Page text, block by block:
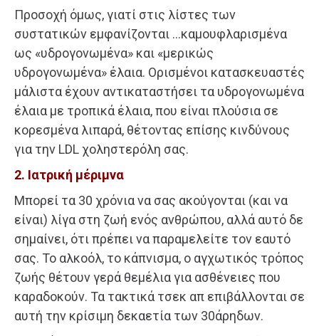
Προσοχή όμως, γιατί στις λίστες των
συστατικών εμφανίζονται …καμουφλαρισμένα
ως «υδρογονωμένα» και «μερικώς
υδρογονωμένα» έλαια. Ορισμένοι κατασκευαστές
μάλιστα έχουν αντικαταστήσει τα υδρογονωμένα
έλαια με τροπικά έλαια, που είναι πλούσια σε
κορεσμένα λιπαρά, θέτοντας επίσης κινδύνους
για την LDL χοληστερόλη σας.
2. Ιατρική μέριμνα
Μπορεί τα 30 χρόνια να σας ακούγονται (και να
είναι) λίγα στη ζωή ενός ανθρώπου, αλλά αυτό δε
σημαίνει, ότι πρέπει να παραμελείτε τον εαυτό
σας. Το αλκοόλ, το κάπνισμα, ο αγχωτικός τρόπος
ζωής θέτουν γερά θεμέλια για ασθένειες που
καραδοκούν. Τα τακτικά τσεκ απ επιβάλλονται σε
αυτή την κρίσιμη δεκαετία των 30άρηδων.